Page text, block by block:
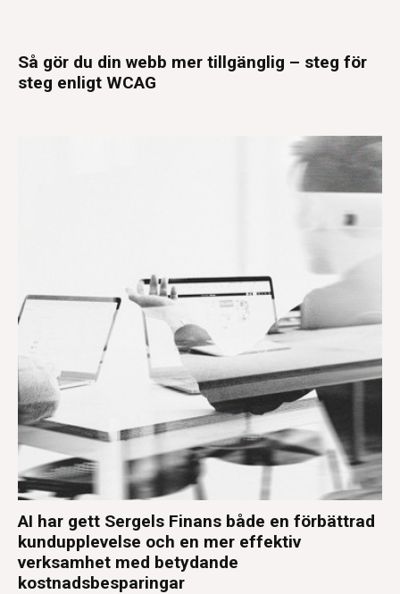
Så gör du din webb mer tillgänglig – steg för
steg enligt WCAG
AI har gett Sergels Finans både en förbättrad
kundupplevelse och en mer effektiv
verksamhet med betydande
kostnadsbesparingar